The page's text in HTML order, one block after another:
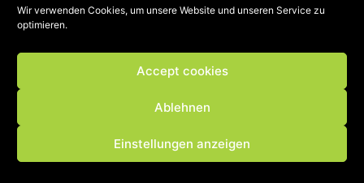
Wir verwenden Cookies, um unsere Website und unseren Service zu
optimieren.
Accept cookies
Ablehnen
Einstellungen anzeigen